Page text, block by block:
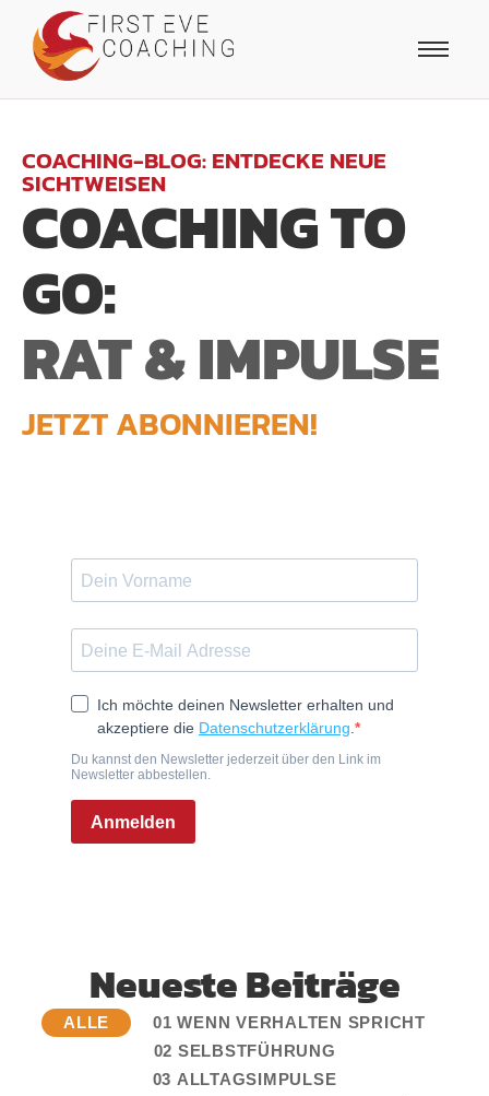
COACHING-BLOG: ENTDECKE NEUE
SICHTWEISEN
COACHING TO
GO:
RAT & IMPULSE
JETZT ABONNIEREN!
Neueste Beiträge
01 WENN VERHALTEN SPRICHT
02 SELBSTFÜHRUNG
03 ALLTAGSIMPULSE
ALLE